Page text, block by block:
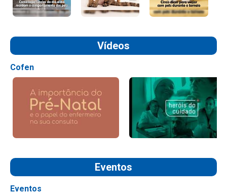
Vídeos
Cofen
Eventos
Eventos